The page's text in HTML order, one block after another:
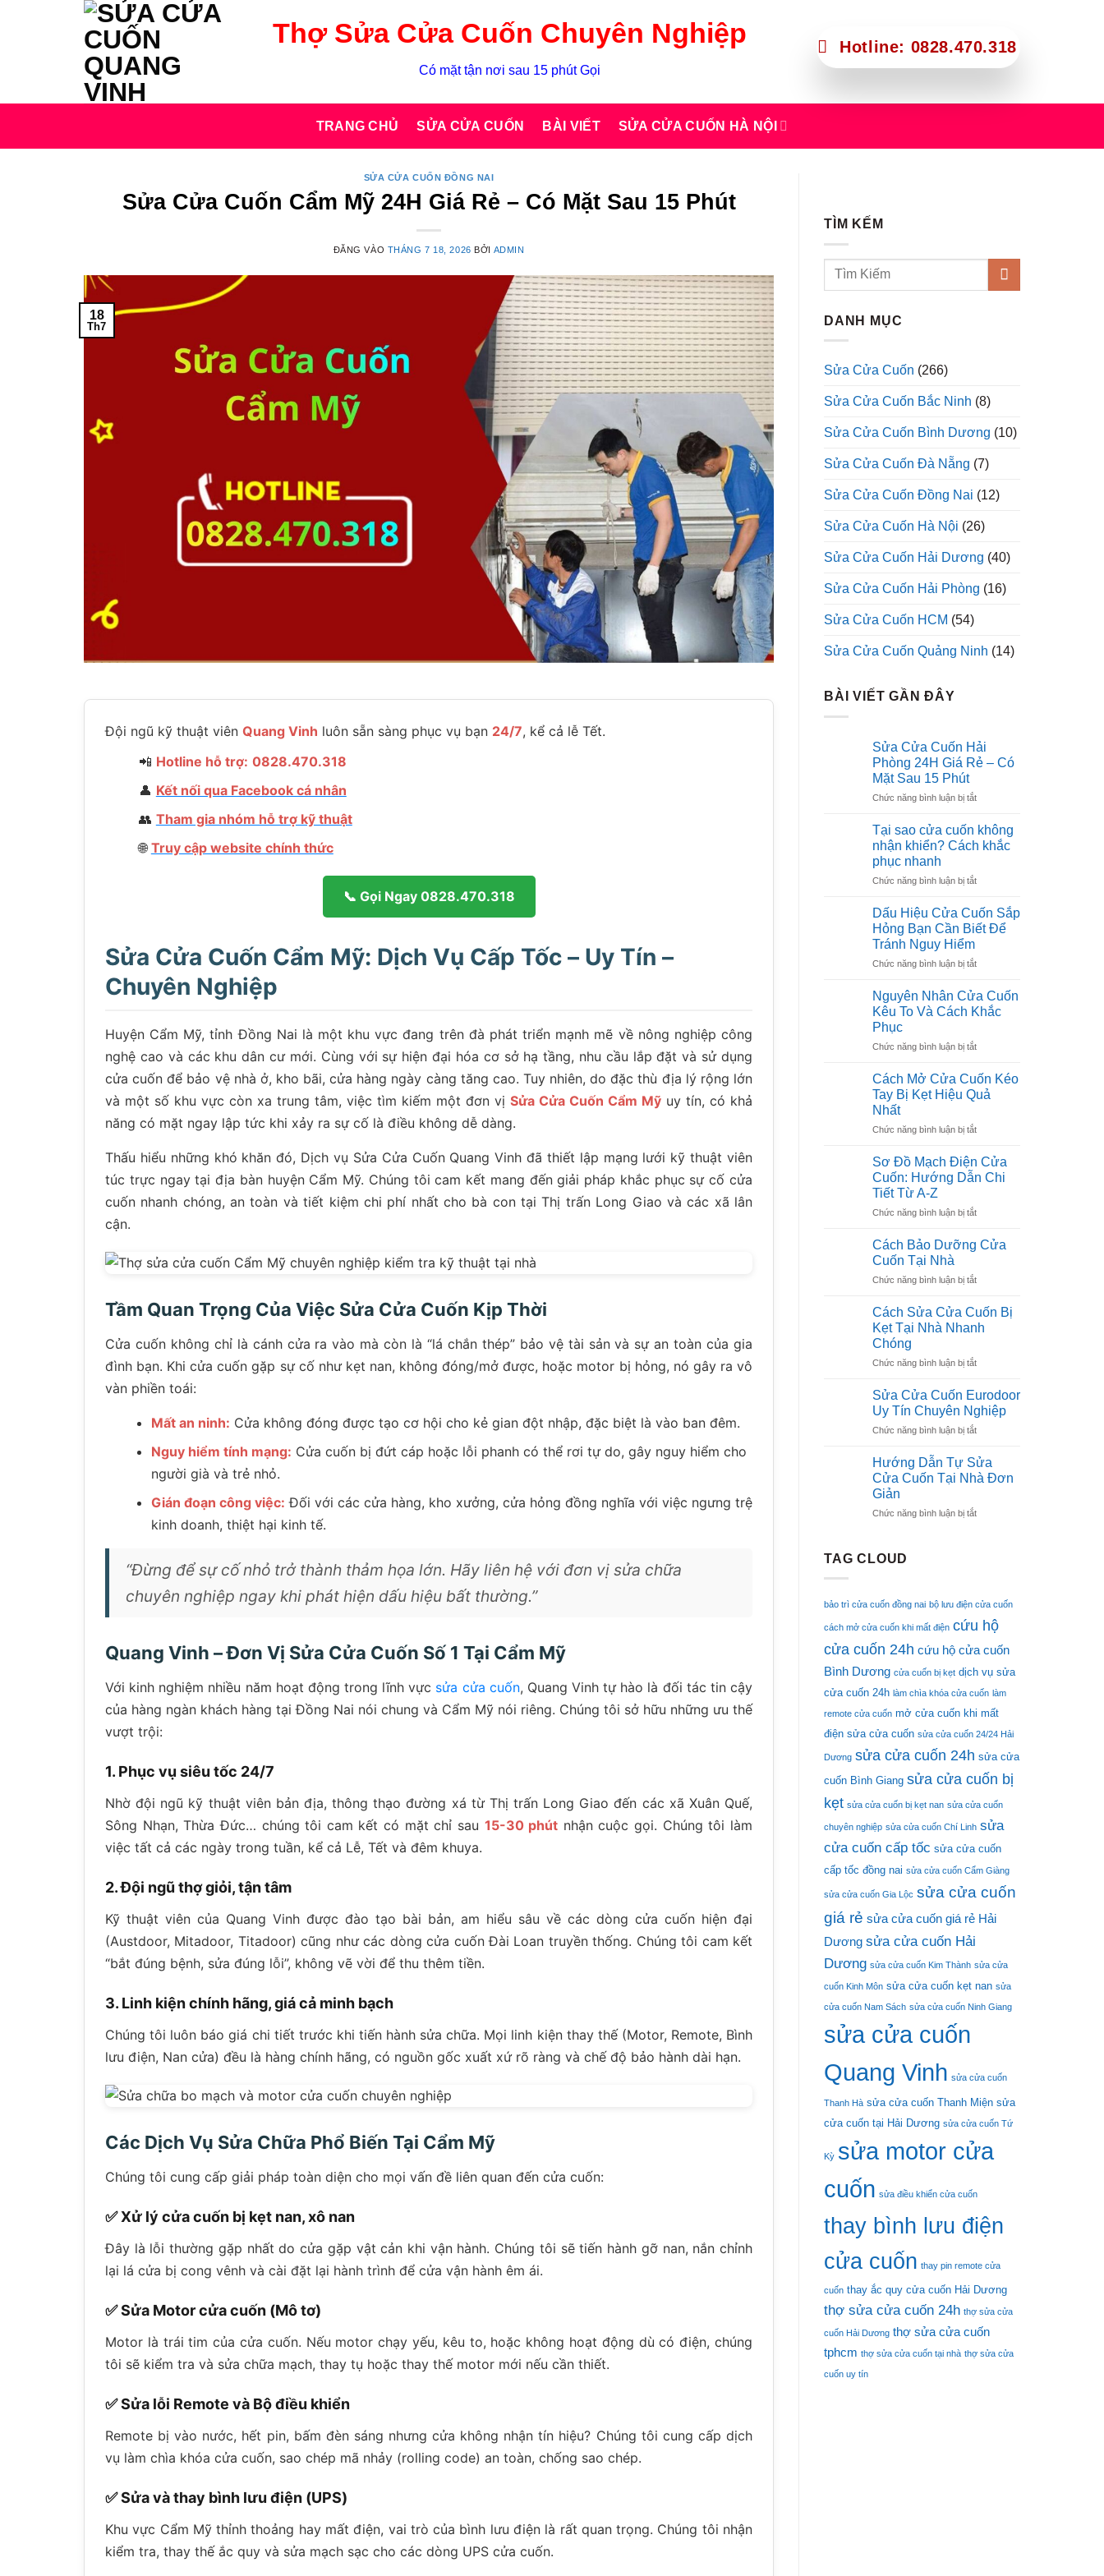
Thợ Sửa Cửa Cuốn Chuyên Nghiệp
Có mặt tận nơi sau 15 phút Gọi
Hotline: 0828.470.318
TRANG CHỦ SỬA CỬA CUỐN BÀI VIẾT SỬA CỬA CUỐN HÀ NỘI
SỬA CỬA CUỐN ĐỒNG NAI
Sửa Cửa Cuốn Cẩm Mỹ 24H Giá Rẻ – Có Mặt Sau 15 Phút
ĐĂNG VÀO THÁNG 7 18, 2026 BỞI ADMIN
18
Th7
Đội ngũ kỹ thuật viên Quang Vinh luôn sẵn sàng phục vụ bạn 24/7, kể cả lễ Tết.
📲 Hotline hỗ trợ: 0828.470.318
👤 Kết nối qua Facebook cá nhân
👥 Tham gia nhóm hỗ trợ kỹ thuật
🌐 Truy cập website chính thức
📞 Gọi Ngay 0828.470.318
Sửa Cửa Cuốn Cẩm Mỹ: Dịch Vụ Cấp Tốc – Uy Tín –
Chuyên Nghiệp
Huyện Cẩm Mỹ, tỉnh Đồng Nai là một khu vực đang trên đà phát triển mạnh mẽ về nông nghiệp công
nghệ cao và các khu dân cư mới. Cùng với sự hiện đại hóa cơ sở hạ tầng, nhu cầu lắp đặt và sử dụng
cửa cuốn để bảo vệ nhà ở, kho bãi, cửa hàng ngày càng tăng cao. Tuy nhiên, do đặc thù địa lý rộng lớn
và một số khu vực còn xa trung tâm, việc tìm kiếm một đơn vị Sửa Cửa Cuốn Cẩm Mỹ uy tín, có khả
năng có mặt ngay lập tức khi xảy ra sự cố là điều không dễ dàng.
Thấu hiểu những khó khăn đó, Dịch vụ Sửa Cửa Cuốn Quang Vinh đã thiết lập mạng lưới kỹ thuật viên
túc trực ngay tại địa bàn huyện Cẩm Mỹ. Chúng tôi cam kết mang đến giải pháp khắc phục sự cố cửa
cuốn nhanh chóng, an toàn và tiết kiệm chi phí nhất cho bà con tại Thị trấn Long Giao và các xã lân
cận.
Tầm Quan Trọng Của Việc Sửa Cửa Cuốn Kịp Thời
Cửa cuốn không chỉ là cánh cửa ra vào mà còn là “lá chắn thép” bảo vệ tài sản và sự an toàn của gia
đình bạn. Khi cửa cuốn gặp sự cố như kẹt nan, không đóng/mở được, hoặc motor bị hỏng, nó gây ra vô
vàn phiền toái:
Mất an ninh: Cửa không đóng được tạo cơ hội cho kẻ gian đột nhập, đặc biệt là vào ban đêm.
Nguy hiểm tính mạng: Cửa cuốn bị đứt cáp hoặc lỗi phanh có thể rơi tự do, gây nguy hiểm cho
người già và trẻ nhỏ.
Gián đoạn công việc: Đối với các cửa hàng, kho xưởng, cửa hỏng đồng nghĩa với việc ngưng trệ
kinh doanh, thiệt hại kinh tế.
“Đừng để sự cố nhỏ trở thành thảm họa lớn. Hãy liên hệ với đơn vị sửa chữa
chuyên nghiệp ngay khi phát hiện dấu hiệu bất thường.”
Quang Vinh – Đơn Vị Sửa Cửa Cuốn Số 1 Tại Cẩm Mỹ
Với kinh nghiệm nhiều năm hoạt động trong lĩnh vực sửa cửa cuốn, Quang Vinh tự hào là đối tác tin cậy
của hàng ngàn khách hàng tại Đồng Nai nói chung và Cẩm Mỹ nói riêng. Chúng tôi sở hữu những ưu thế
vượt trội:
1. Phục vụ siêu tốc 24/7
Nhờ đội ngũ kỹ thuật viên bản địa, thông thạo đường xá từ Thị trấn Long Giao đến các xã Xuân Quế,
Sông Nhạn, Thừa Đức… chúng tôi cam kết có mặt chỉ sau 15-30 phút nhận cuộc gọi. Chúng tôi làm
việc tất cả các ngày trong tuần, kể cả Lễ, Tết và đêm khuya.
2. Đội ngũ thợ giỏi, tận tâm
Kỹ thuật viên của Quang Vinh được đào tạo bài bản, am hiểu sâu về các dòng cửa cuốn hiện đại
(Austdoor, Mitadoor, Titadoor) cũng như các dòng cửa cuốn Đài Loan truyền thống. Chúng tôi cam kết
“bắt đúng bệnh, sửa đúng lỗi”, không vẽ vời để thu thêm tiền.
3. Linh kiện chính hãng, giá cả minh bạch
Chúng tôi luôn báo giá chi tiết trước khi tiến hành sửa chữa. Mọi linh kiện thay thế (Motor, Remote, Bình
lưu điện, Nan cửa) đều là hàng chính hãng, có nguồn gốc xuất xứ rõ ràng và chế độ bảo hành dài hạn.
Các Dịch Vụ Sửa Chữa Phổ Biến Tại Cẩm Mỹ
Chúng tôi cung cấp giải pháp toàn diện cho mọi vấn đề liên quan đến cửa cuốn:
✅ Xử lý cửa cuốn bị kẹt nan, xô nan
Đây là lỗi thường gặp nhất do cửa gặp vật cản khi vận hành. Chúng tôi sẽ tiến hành gỡ nan, nắn chỉnh
lại lá cửa bị cong vênh và cài đặt lại hành trình để cửa vận hành êm ái.
✅ Sửa Motor cửa cuốn (Mô tơ)
Motor là trái tim của cửa cuốn. Nếu motor chạy yếu, kêu to, hoặc không hoạt động dù có điện, chúng
tôi sẽ kiểm tra và sửa chữa mạch, thay tụ hoặc thay thế motor mới nếu cần thiết.
✅ Sửa lỗi Remote và Bộ điều khiển
Remote bị vào nước, hết pin, bấm đèn sáng nhưng cửa không nhận tín hiệu? Chúng tôi cung cấp dịch
vụ làm chìa khóa cửa cuốn, sao chép mã nhảy (rolling code) an toàn, chống sao chép.
✅ Sửa và thay bình lưu điện (UPS)
Khu vực Cẩm Mỹ thỉnh thoảng hay mất điện, vai trò của bình lưu điện là rất quan trọng. Chúng tôi nhận
kiểm tra, thay thế ắc quy và sửa mạch sạc cho các dòng UPS cửa cuốn.
TÌM KẾM
DANH MỤC
Sửa Cửa Cuốn (266)
Sửa Cửa Cuốn Bắc Ninh (8)
Sửa Cửa Cuốn Bình Dương (10)
Sửa Cửa Cuốn Đà Nẵng (7)
Sửa Cửa Cuốn Đồng Nai (12)
Sửa Cửa Cuốn Hà Nội (26)
Sửa Cửa Cuốn Hải Dương (40)
Sửa Cửa Cuốn Hải Phòng (16)
Sửa Cửa Cuốn HCM (54)
Sửa Cửa Cuốn Quảng Ninh (14)
BÀI VIẾT GẦN ĐÂY
Sửa Cửa Cuốn Hải
Phòng 24H Giá Rẻ – Có
Mặt Sau 15 Phút
Chức năng bình luận bị tắtở
Cửa
Cuốn
Hải
24H
Rẻ
–
Có
Sau
Phút
Tại sao cửa cuốn không
nhận khiển? Cách khắc
phục nhanh
Chức năng bình luận bị tắtở
sao
cửa
cuốn
nhận
Cách
khắc
phục
Dấu Hiệu Cửa Cuốn Sắp
Hỏng Bạn Cần Biết Để
Tránh Nguy Hiểm
Chức năng bình luận bị tắtở
Hiệu
Cửa
Cuốn
Hỏng
Cần
Biết
Để
Nguy
Nguyên Nhân Cửa Cuốn
Kêu To Và Cách Khắc
Phục
Chức năng bình luận bị tắtở
Nhân
Cửa
Cuốn
To
Cách
Khắc
Phục
Cách Mở Cửa Cuốn Kéo
Tay Bị Kẹt Hiệu Quả
Nhất
Chức năng bình luận bị tắtở
Mở
Cửa
Cuốn
Tay
Kẹt
Nhất
Sơ Đồ Mạch Điện Cửa
Cuốn: Hướng Dẫn Chi
Tiết Từ A-Z
Chức năng bình luận bị tắtở
Đồ
Cửa
Hướng
Dẫn
Từ
Z
Cách Bảo Dưỡng Cửa
Cuốn Tại Nhà
Chức năng bình luận bị tắtở
Bảo
Dưỡng
Cửa
Tại
Cách Sửa Cửa Cuốn Bị
Kẹt Tại Nhà Nhanh
Chóng
Chức năng bình luận bị tắtở
Cửa
Cuốn
Bị
Tại
Nhà
Sửa Cửa Cuốn Eurodoor
Uy Tín Chuyên Nghiệp
Chức năng bình luận bị tắtở
Cửa
Cuốn
Eurodoor
Tín
Hướng Dẫn Tự Sửa
Cửa Cuốn Tại Nhà Đơn
Giản
Chức năng bình luận bị tắtở
Tại
Nhà
Giản
TAG CLOUD
bảo trì cửa cuốn đồng nai bộ lưu điện cửa cuốn
cách mở cửa cuốn khi mất điện cứu hộ
cửa cuốn 24h cứu hộ cửa cuốn
Bình Dương cửa cuốn bị kẹt dịch vụ sửa
cửa cuốn 24h làm chìa khóa cửa cuốn làm
remote cửa cuốn mở cửa cuốn khi mất
điện sửa cửa cuốn sửa cửa cuốn 24/24 Hải
Dương sửa cửa cuốn 24h sửa cửa
cuốn Bình Giang sửa cửa cuốn bị
kẹt sửa cửa cuốn bị kẹt nan sửa cửa cuốn
chuyên nghiệp sửa cửa cuốn Chí Linh sửa
cửa cuốn cấp tốc sửa cửa cuốn
cấp tốc đồng nai sửa cửa cuốn Cẩm Giàng
sửa cửa cuốn Gia Lộc sửa cửa cuốn
giá rẻ sửa cửa cuốn giá rẻ Hải
Dương sửa cửa cuốn Hải
Dương sửa cửa cuốn Kim Thành sửa cửa
cuốn Kinh Môn sửa cửa cuốn kẹt nan sửa
cửa cuốn Nam Sách sửa cửa cuốn Ninh Giang
sửa cửa cuốn
Quang Vinh sửa cửa cuốn
Thanh Hà sửa cửa cuốn Thanh Miện sửa
cửa cuốn tại Hải Dương sửa cửa cuốn Tứ
Kỳ sửa motor cửa
cuốn sửa điều khiển cửa cuốn
thay bình lưu điện
cửa cuốn thay pin remote cửa
cuốn thay ắc quy cửa cuốn Hải Dương
thợ sửa cửa cuốn 24h thợ sửa cửa
cuốn Hải Dương thợ sửa cửa cuốn
tphcm thợ sửa cửa cuốn tại nhà thợ sửa cửa
cuốn uy tín